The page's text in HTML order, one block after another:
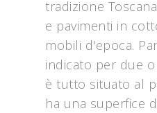
tradizione
e pavimenti in
mobili d'epoca.
indicato per due
è tutto situato al
ha una superfice